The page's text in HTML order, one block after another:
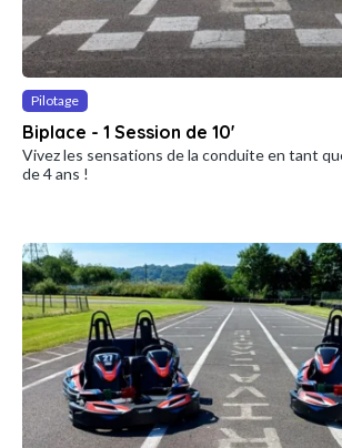
Pilotage
Biplace - 1 Session de 10'
Vivez les sensations de la conduite en tant
de 4 ans !